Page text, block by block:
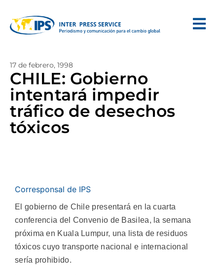
17 de febrero, 1998
CHILE: Gobierno
intentará impedir
tráfico de desechos
tóxicos
Corresponsal de IPS
El gobierno de Chile presentará en la cuarta
conferencia del Convenio de Basilea, la semana
próxima en Kuala Lumpur, una lista de residuos
tóxicos cuyo transporte nacional e internacional
sería prohibido.